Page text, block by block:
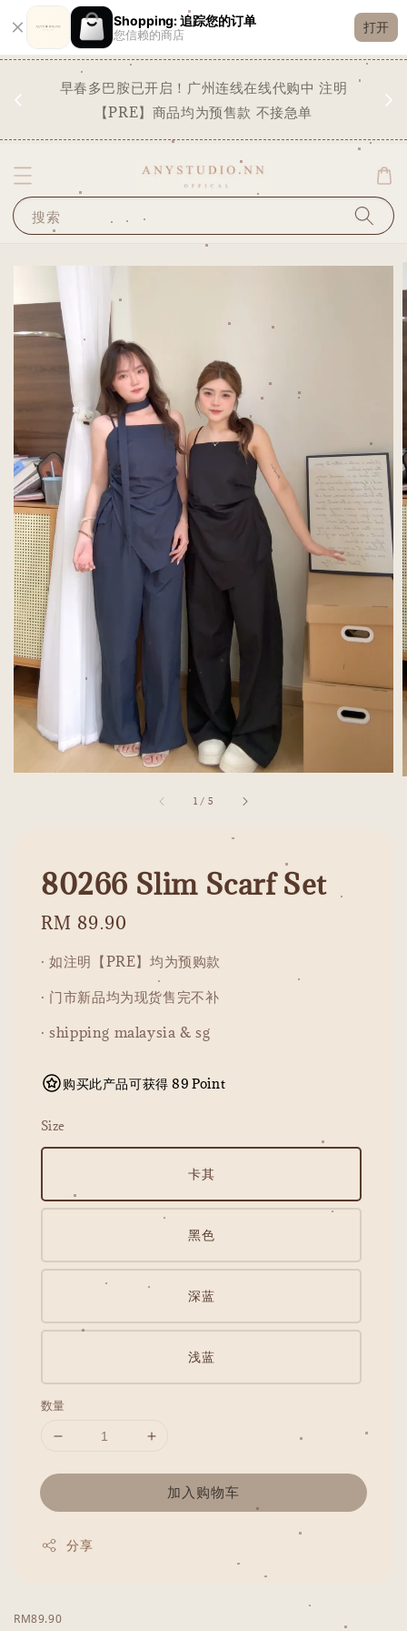
Shopping: 追踪您的订单
您信赖的商店
打开
早春多巴胺已开启！广州连线在线代购中 注明
【PRE】商品均为预售款 不接急单
搜索
1 / 5
80266 Slim Scarf Set
Regular
RM 89.90
· 如注明【PRE】均为预购款
· 门市新品均为现货售完不补
· shipping malaysia & sg
购买此产品可获得 89 Point
Size
卡其
黑色
深蓝
浅蓝
数量
加入购物车
分享
RM89.90